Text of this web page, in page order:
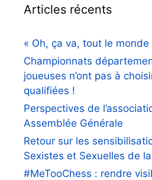
Articles récents
« Oh, ça va, tout le monde
Championnats
joueuses n’ont pas à
qualifiées !
Perspectives de
Assemblée Générale
Retour sur les
Sexistes et Sexuelles de la
#MeTooChess : rendre